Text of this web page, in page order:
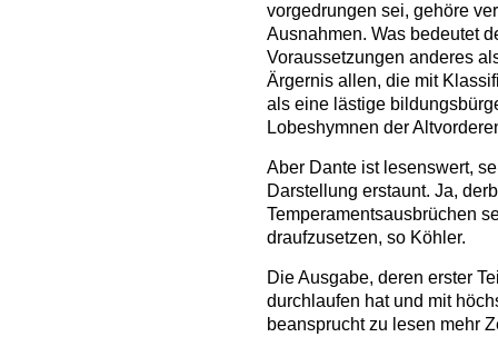
vorgedrungen sei, gehöre
Ausnahmen. Was bedeutet
Voraussetzungen anderes
Ärgernis allen, die mit
als eine lästige
Lobeshymnen der
Aber Dante ist lesenswert,
Darstellung erstaunt. Ja,
Temperamentsausbrüchen
draufzusetzen, so Köhler.
Die Ausgabe, deren erster
durchlaufen hat und mit
beansprucht zu lesen mehr